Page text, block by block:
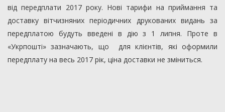
від передплати 2017 року. Нові тарифи на приймання та
доставку вітчизняних періодичних друкованих видань за
передплатою будуть введені в дію з 1 липня. Проте в
«Укрпошті» зазначають, що для клієнтів, які оформили
передплату на весь 2017 рік, ціна доставки не зміниться.